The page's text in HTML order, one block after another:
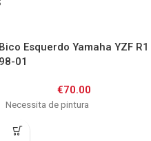
Bico Esquerdo Yamaha YZF R1
98-01
€70.00
Necessita de pintura